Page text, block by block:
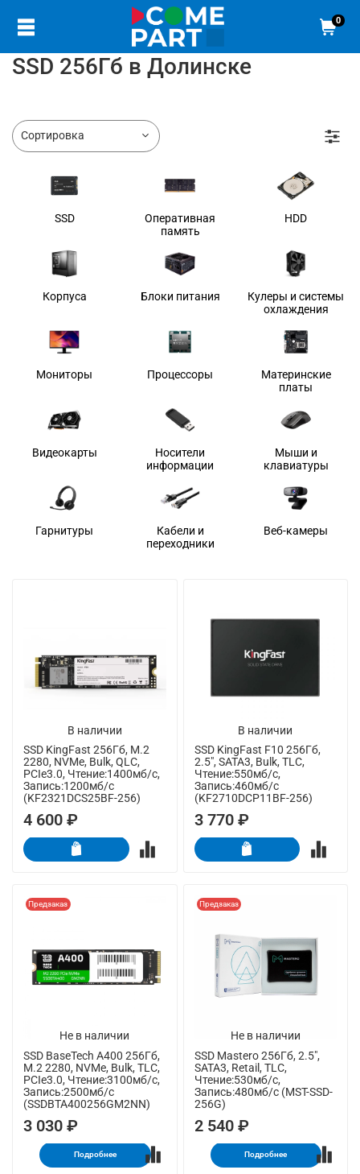
0
SSD 256Гб в Долинске
SSD
Оперативная
память
HDD
Корпуса Блоки питания
Кулеры и системы
охлаждения
Мониторы Процессоры
Материнские
платы
Видеокарты
Носители
информации
Мыши и
клавиатуры
Гарнитуры
Кабели и
переходники
Веб-камеры
В наличии
SSD KingFast 256Гб, M.2
2280, NVMe, Bulk, QLC,
PCIe3.0, Чтение:1400мб/с,
Запись:1200мб/с
(KF2321DCS25BF-256)
4 600 ₽
В наличии
SSD KingFast F10 256Гб,
2.5", SATA3, Bulk, TLC,
Чтение:550мб/с,
Запись:460мб/с
(KF2710DCP11BF-256)
3 770 ₽
Не в наличии
Предзаказ
SSD BaseTech A400 256Гб,
M.2 2280, NVMe, Bulk, TLC,
PCIe3.0, Чтение:3100мб/с,
Запись:2500мб/с
(SSDBTA400256GM2NN)
3 030 ₽
Подробнее
Не в наличии
Предзаказ
SSD Mastero 256Гб, 2.5",
SATA3, Retail, TLC,
Чтение:530мб/с,
Запись:480мб/с (MST-SSD-
256G)
2 540 ₽
Подробнее